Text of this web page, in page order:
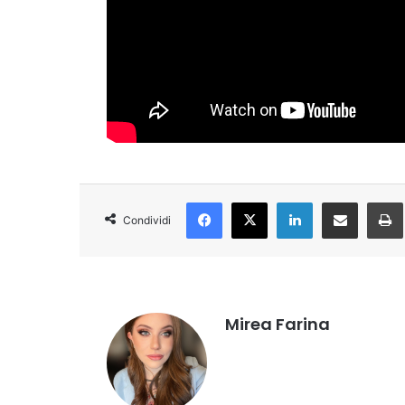
Condividi
Facebook
X LinkedIn
Condividi via Email
Mirea Farina